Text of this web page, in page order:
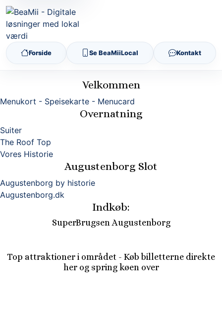
Forside Se BeaMiiLocal Kontakt
Velkommen
Menukort - Speisekarte - Menucard
Overnatning
Suiter
The Roof Top
Vores Historie
Augustenborg Slot
Augustenborg by historie
Augustenborg.dk
Indkøb:
SuperBrugsen Augustenborg
Top attraktioner i området - Køb billetterne direkte
her og spring køen over